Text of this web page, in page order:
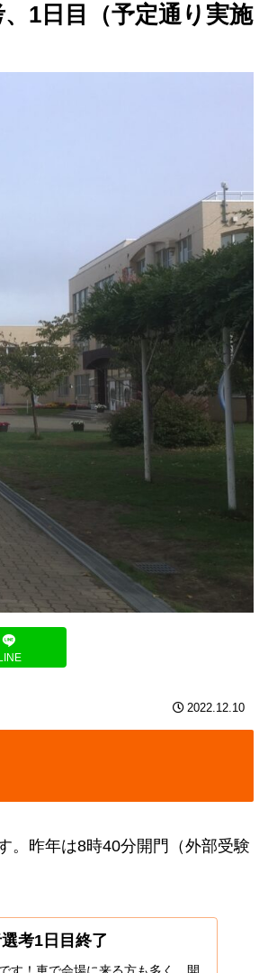
、1日目（予定通り実施
LINE
2022.12.10
。昨年は8時40分開門（外部受験
考1日目終了
す！車で会場に来る方も多く、開